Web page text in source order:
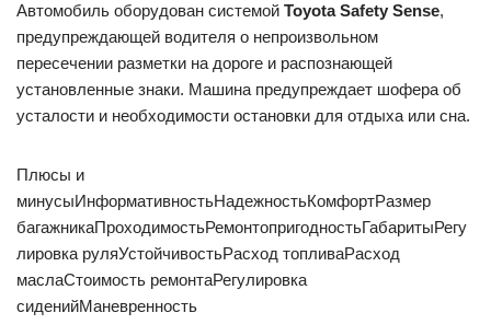
Автомобиль оборудован системой Toyota Safety Sense,
предупреждающей водителя о непроизвольном
пересечении разметки на дороге и распознающей
установленные знаки. Машина предупреждает шофера об
усталости и необходимости остановки для отдыха или сна.
Плюсы и
минусыИнформативностьНадежностьКомфортРазмер
багажникаПроходимостьРемонтопригодностьГабаритыРегу
лировка руляУстойчивостьРасход топливаРасход
маслаСтоимость ремонтаРегулировка
сиденийМаневренность